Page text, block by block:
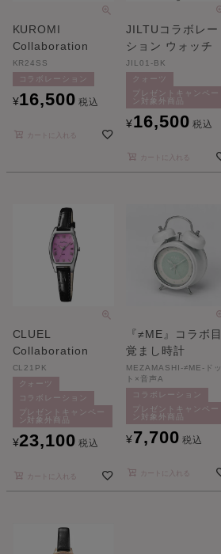
KUROMI
Collaboration
KR24SS
コラボレーション
¥16,500 税込
カートに入れる
JILTUコラボレー
ション ウォッチ
JIL01-BK
クォーツ
プレゼントキャンペー
ン対象外商品
¥16,500 税込
カートに入れる
CLUEL
Collaboration
CL21PK
クォーツ
コラボレーション
プレゼントキャンペー
ン対象外商品
¥23,100 税込
カートに入れる
『≠ME』コラボ目
覚まし時計
MEZAMASHI-≠ME-ドッ
ト×音声A
コラボレーション
プレゼントキャンペー
ン対象外商品
¥7,700 税込
カートに入れる